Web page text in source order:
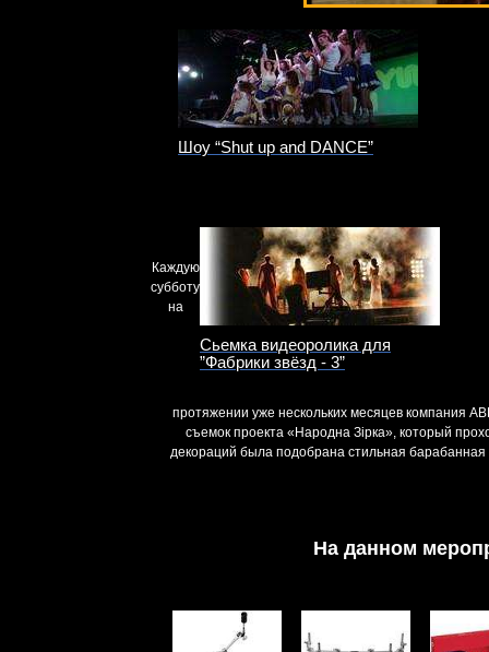
Шоу “Shut up and DANCE”
Сьемка видеоролика для
”Фабрики звёзд - 3”
Каждую
субботу
на
протяжении уже нескольких месяцев компания
съемок проекта «Народна Зірка», который
декораций была подобрана стильная
На данном